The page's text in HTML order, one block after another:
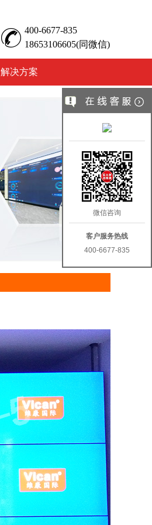
400-6677-835
18653106605(同微信)
解决方案
微信咨询
客户服务热线
400-6677-835